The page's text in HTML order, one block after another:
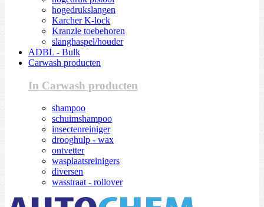
hogedrukslangen
Karcher K-lock
Kranzle toebehoren
slanghaspel/houder
ADBL - Bulk
Carwash producten
In Carwash producten
shampoo
schuimshampoo
insectenreiniger
drooghulp - wax
ontvetter
wasplaatsreinigers
diversen
wasstraat - rollover